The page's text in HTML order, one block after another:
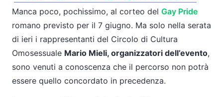
Manca poco, pochissimo, al corteo del Gay Pride
romano previsto per il 7 giugno. Ma solo nella serata
di ieri i rappresentanti del Circolo di Cultura
Omosessuale Mario Mieli, organizzatori dell’evento,
sono venuti a conoscenza che il percorso non potrà
essere quello concordato in precedenza.